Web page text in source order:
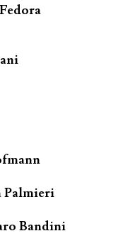
Palmieri
Bandini